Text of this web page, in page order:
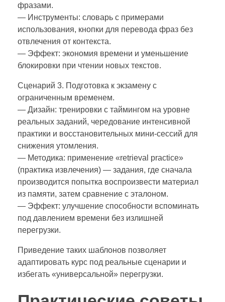
фразами.
— Инструменты: словарь с примерами
использования, кнопки для перевода фраз без
отвлечения от контекста.
— Эффект: экономия времени и уменьшение
блокировки при чтении новых текстов.
Сценарий 3. Подготовка к экзамену с
ограниченным временем.
— Дизайн: тренировки с таймингом на уровне
реальных заданий, чередование интенсивной
практики и восстановительных мини‑сессий для
снижения утомления.
— Методика: применение «retrieval practice»
(практика извлечения) — задания, где сначала
производится попытка воспроизвести материал
из памяти, затем сравнение с эталоном.
— Эффект: улучшение способности вспоминать
под давлением времени без излишней
перегрузки.
Приведение таких шаблонов позволяет
адаптировать курс под реальные сценарии и
избегать «универсальной» перегрузки.